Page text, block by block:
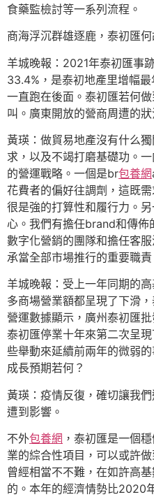
食藥監檢討等一系列流程。
商海浮沉群雄逐鹿，泰初匯
羊城晚報：2021年泰初匯事
33.4%，是泰初地產里增幅
一直跑在後面。泰初匯若何
叫。廣東開放的營商周遭的
黃瑛：做貿易地產沒有什么
求，以及不竭打磨基礎功。
的營運戰略。一個是br包養網
花費者的偏好往調劑，這既
很是強的打算性和履行力。
心。我們有擔任brand和傳佈
數字化營銷的團隊和擔任客
承當全部市場推行的重要職責
羊城晚報：受上一年同期的
多商場營業額都呈現了下滑
營運數據顯示，廣州泰初匯
泰初匯停業十年來第二次呈
些舉動來延續前兩年的微弱
成長預期若何？
黃瑛：疫情反復，確切讓我
遭到影響。
不外包養網 ，泰初匯是一個
業的綜合性項目，可以或許
曾經相當不不難，在如許高
的。本年的經濟情勢比2020